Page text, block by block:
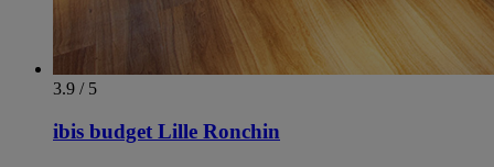
3.9 / 5
ibis budget Lille Ronchin